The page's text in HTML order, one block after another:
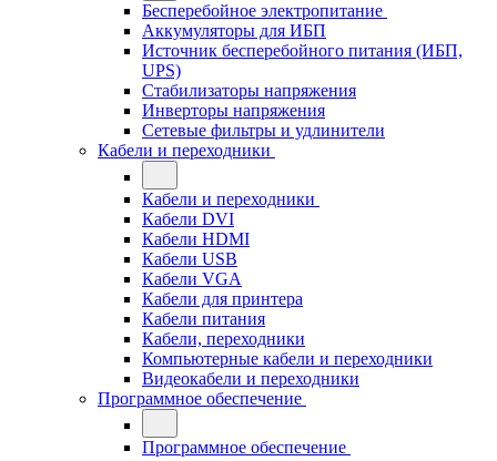
Бесперебойное электропитание
Аккумуляторы для ИБП
Источник бесперебойного питания (ИБП,
UPS)
Стабилизаторы напряжения
Инверторы напряжения
Сетевые фильтры и удлинители
Кабели и переходники
Кабели и переходники
Кабели DVI
Кабели HDMI
Кабели USB
Кабели VGA
Кабели для принтера
Кабели питания
Кабели, переходники
Компьютерные кабели и переходники
Видеокабели и переходники
Программное обеспечение
Программное обеспечение